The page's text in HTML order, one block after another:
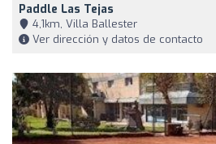
Paddle Las Tejas
4,1km, Villa Ballester
Ver dirección y datos de contacto